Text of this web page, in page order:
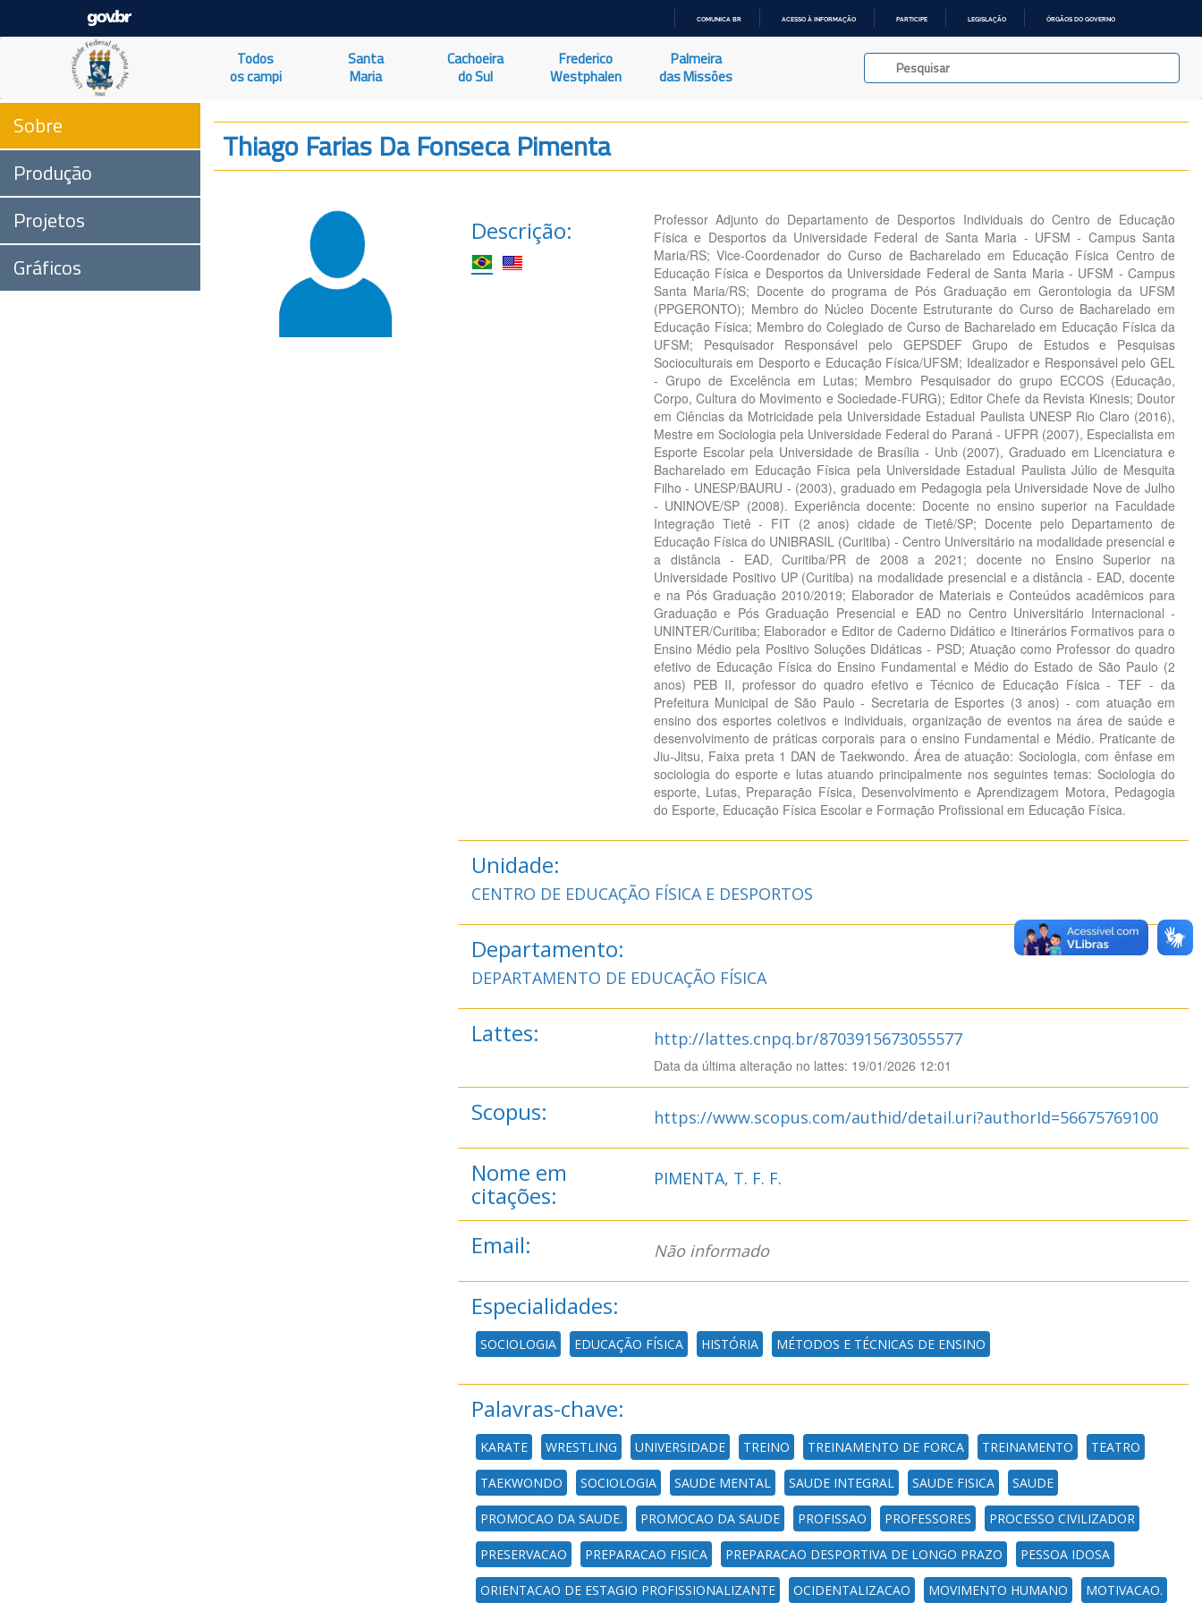
O
COMUNICA BR ACESSO À INFORMAÇÃO PARTICIPE LEGISLAÇÃO ÓRGÃOS DO GOVERNO
Todos
os campi
Santa
Maria
Cachoeira
do Sul
Frederico
Westphalen
Palmeira
das Missões
Sobre
Produção
Projetos
Gráficos
Thiago Farias Da Fonseca Pimenta
Descrição:
Professor Adjunto do Departamento de Desportos Individuais do Centro de Educação
Física e Desportos da Universidade Federal de Santa Maria - UFSM - Campus Santa
Maria/RS; Vice-Coordenador do Curso de Bacharelado em Educação Física Centro de
Educação Física e Desportos da Universidade Federal de Santa Maria - UFSM - Campus
Santa Maria/RS; Docente do programa de Pós Graduação em Gerontologia da UFSM
(PPGERONTO); Membro do Núcleo Docente Estruturante do Curso de Bacharelado em
Educação Física; Membro do Colegiado de Curso de Bacharelado em Educação Física da
UFSM; Pesquisador Responsável pelo GEPSDEF Grupo de Estudos e Pesquisas
Socioculturais em Desporto e Educação Física/UFSM; Idealizador e Responsável pelo GEL
- Grupo de Excelência em Lutas; Membro Pesquisador do grupo ECCOS (Educação,
Corpo, Cultura do Movimento e Sociedade-FURG); Editor Chefe da Revista Kinesis; Doutor
em Ciências da Motricidade pela Universidade Estadual Paulista UNESP Rio Claro (2016),
Mestre em Sociologia pela Universidade Federal do Paraná - UFPR (2007), Especialista em
Esporte Escolar pela Universidade de Brasília - Unb (2007), Graduado em Licenciatura e
Bacharelado em Educação Física pela Universidade Estadual Paulista Júlio de Mesquita
Filho - UNESP/BAURU - (2003), graduado em Pedagogia pela Universidade Nove de Julho
- UNINOVE/SP (2008). Experiência docente: Docente no ensino superior na Faculdade
Integração Tietê - FIT (2 anos) cidade de Tietê/SP; Docente pelo Departamento de
Educação Física do UNIBRASIL (Curitiba) - Centro Universitário na modalidade presencial e
a distância - EAD, Curitiba/PR de 2008 a 2021; docente no Ensino Superior na
Universidade Positivo UP (Curitiba) na modalidade presencial e a distância - EAD, docente
e na Pós Graduação 2010/2019; Elaborador de Materiais e Conteúdos acadêmicos para
Graduação e Pós Graduação Presencial e EAD no Centro Universitário Internacional -
UNINTER/Curitiba; Elaborador e Editor de Caderno Didático e Itinerários Formativos para o
Ensino Médio pela Positivo Soluções Didáticas - PSD; Atuação como Professor do quadro
efetivo de Educação Física do Ensino Fundamental e Médio do Estado de São Paulo (2
anos) PEB II, professor do quadro efetivo e Técnico de Educação Física - TEF - da
Prefeitura Municipal de São Paulo - Secretaria de Esportes (3 anos) - com atuação em
ensino dos esportes coletivos e individuais, organização de eventos na área de saúde e
desenvolvimento de práticas corporais para o ensino Fundamental e Médio. Praticante de
Jiu-Jitsu, Faixa preta 1 DAN de Taekwondo. Área de atuação: Sociologia, com ênfase em
sociologia do esporte e lutas atuando principalmente nos seguintes temas: Sociologia do
esporte, Lutas, Preparação Física, Desenvolvimento e Aprendizagem Motora, Pedagogia
do Esporte, Educação Física Escolar e Formação Profissional em Educação Física.
Unidade:
CENTRO DE EDUCAÇÃO FÍSICA E DESPORTOS
Departamento:
DEPARTAMENTO DE EDUCAÇÃO FÍSICA
Lattes: http://lattes.cnpq.br/8703915673055577
Data da última alteração no lattes: 19/01/2026 12:01
Scopus: https://www.scopus.com/authid/detail.uri?authorId=56675769100
Nome em
citações:
PIMENTA, T. F. F.
Email: Não informado
Especialidades:
SOCIOLOGIA EDUCAÇÃO FÍSICA HISTÓRIA MÉTODOS E TÉCNICAS DE ENSINO
Palavras-chave:
KARATE WRESTLING UNIVERSIDADE TREINO TREINAMENTO DE FORCA TREINAMENTO TEATRO
TAEKWONDO SOCIOLOGIA SAUDE MENTAL SAUDE INTEGRAL SAUDE FISICA SAUDE
PROMOCAO DA SAUDE. PROMOCAO DA SAUDE PROFISSAO PROFESSORES PROCESSO CIVILIZADOR
PRESERVACAO PREPARACAO FISICA PREPARACAO DESPORTIVA DE LONGO PRAZO PESSOA IDOSA
ORIENTACAO DE ESTAGIO PROFISSIONALIZANTE OCIDENTALIZACAO MOVIMENTO HUMANO MOTIVACAO.